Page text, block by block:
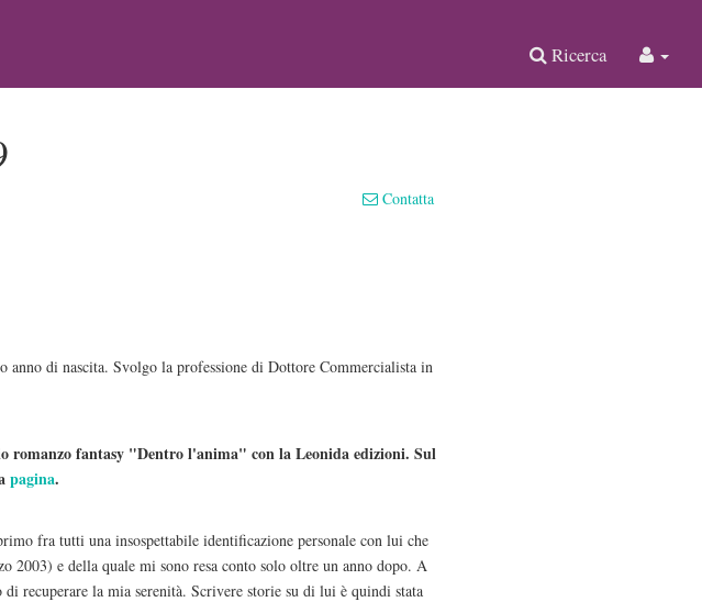
Ricerca
Contatta
di nascita. Svolgo la professione di Dottore Commercialista in
romanzo fantasy "Dentro l'anima" con la Leonida edizioni. Sul
pagina.
fra tutti una insospettabile identificazione personale con lui che
2003) e della quale mi sono resa conto solo oltre un anno dopo. A
recuperare la mia serenità. Scrivere storie su di lui è quindi stata